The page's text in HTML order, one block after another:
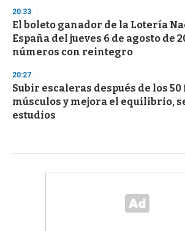
20:33
El boleto ganador de la Lotería
España del jueves 6 de agosto de
números con reintegro
20:27
Subir escaleras después de los
músculos y mejora el equilibrio,
estudios